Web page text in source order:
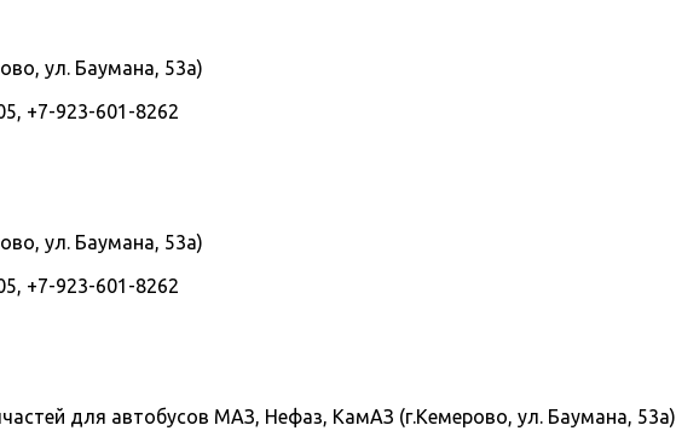
ул. Баумана, 53а)
+7-923-601-8262
ул. Баумана, 53а)
+7-923-601-8262
для автобусов МАЗ, Нефаз, КамАЗ (г.Кемерово, ул. Баумана, 53а)